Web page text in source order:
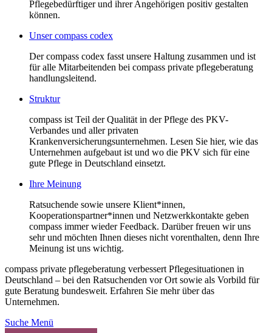
Pflegebedürftiger und ihrer Angehörigen positiv gestalten
können.
Unser compass codex
Der compass codex fasst unsere Haltung zusammen und ist
für alle Mitarbeitenden bei compass private pflegeberatung
handlungsleitend.
Struktur
compass ist Teil der Qualität in der Pflege des PKV-
Verbandes und aller privaten
Krankenversicherungsunternehmen. Lesen Sie hier, wie das
Unternehmen aufgebaut ist und wo die PKV sich für eine
gute Pflege in Deutschland einsetzt.
Ihre Meinung
Ratsuchende sowie unsere Klient*innen,
Kooperationspartner*innen und Netzwerkkontakte geben
compass immer wieder Feedback. Darüber freuen wir uns
sehr und möchten Ihnen dieses nicht vorenthalten, denn Ihre
Meinung ist uns wichtig.
compass private pflegeberatung verbessert Pflegesituationen in
Deutschland – bei den Ratsuchenden vor Ort sowie als Vorbild für
gute Beratung bundesweit. Erfahren Sie mehr über das
Unternehmen.
Suche Menü